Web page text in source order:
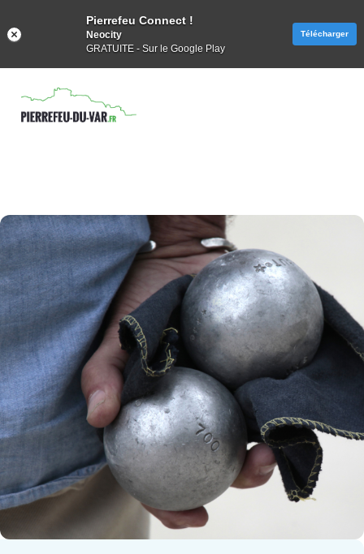
Pierrefeu Connect !
Neocity
GRATUITE - Sur le Google Play
Télécharger